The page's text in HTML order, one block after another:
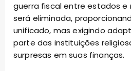
guerra fiscal entre estados
será eliminada,
unificado, mas exigindo
parte das instituições
surpresas em suas finanças.